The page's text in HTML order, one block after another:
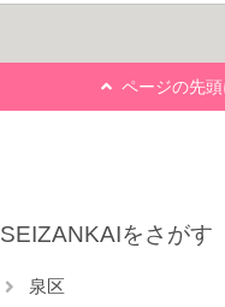
ページの先頭
SEIZANKAIをさがす
泉区